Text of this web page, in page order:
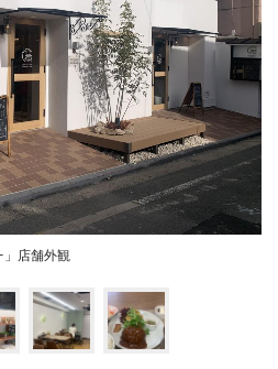
店舗外観